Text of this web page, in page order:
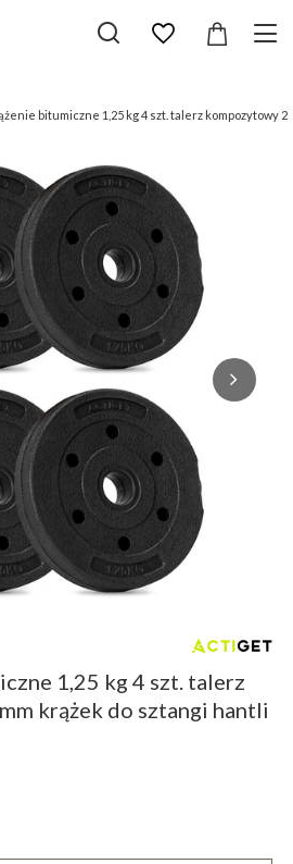
bitumiczne 1,25 kg 4 szt. talerz kompozytowy
1,25 kg 4 szt. talerz
krążek do sztangi hantli